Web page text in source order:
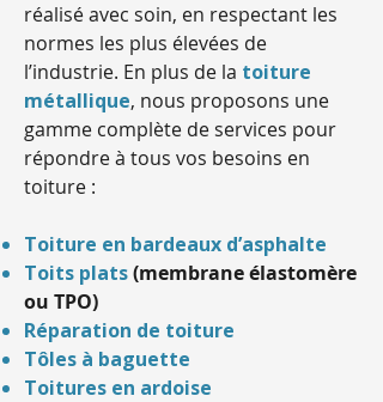
réalisé avec soin, en respectant les
normes les plus élevées de
l’industrie. En plus de la toiture
métallique, nous proposons une
gamme complète de services pour
répondre à tous vos besoins en
toiture :
Toiture en bardeaux d’asphalte
Toits plats(membrane élastomère
ou TPO)
Réparation de toiture
Tôles à baguette
Toitures en ardoise